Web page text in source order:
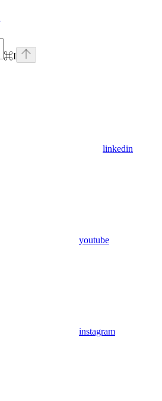
⌘I
linkedin
youtube
instagram